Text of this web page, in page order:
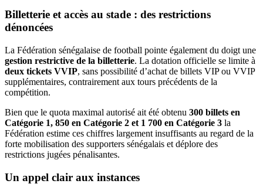
Billetterie et accès au stade : des restrictions
dénoncées
La Fédération sénégalaise de football pointe également du doigt une
gestion restrictive de la billetterie. La dotation officielle se limite à
deux tickets VVIP, sans possibilité d’achat de billets VIP ou VVIP
supplémentaires, contrairement aux tours précédents de la
compétition.
Bien que le quota maximal autorisé ait été obtenu 300 billets en
Catégorie 1, 850 en Catégorie 2 et 1 700 en Catégorie 3 la
Fédération estime ces chiffres largement insuffisants au regard de la
forte mobilisation des supporters sénégalais et déplore des
restrictions jugées pénalisantes.
Un appel clair aux instances